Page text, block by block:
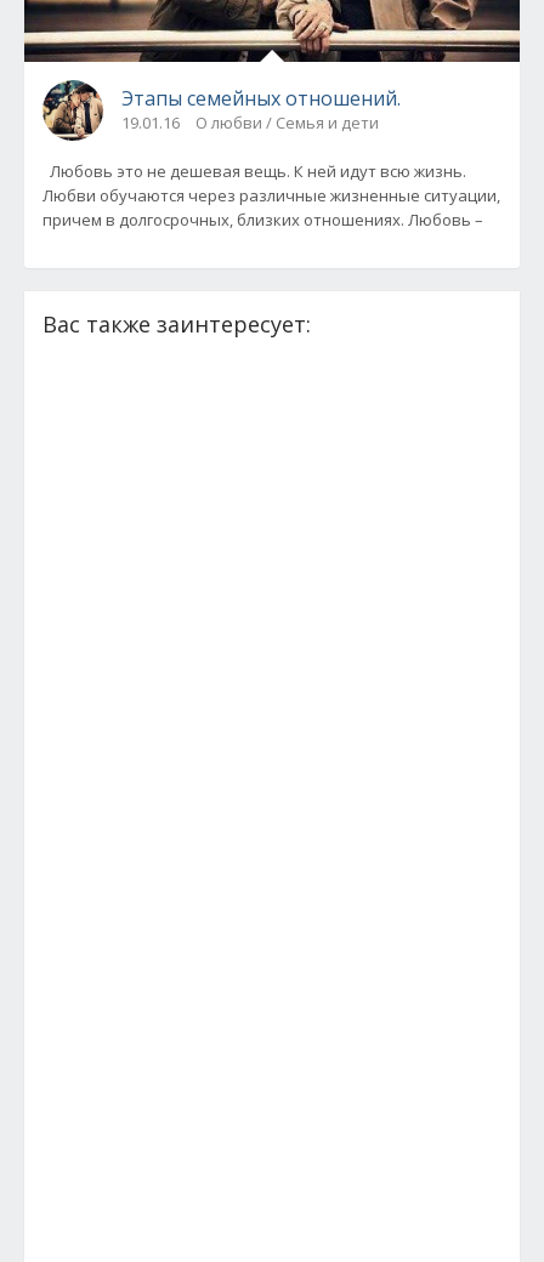
Этапы семейных отношений.
19.01.16 О любви / Семья и дети
Любовь это не дешевая вещь. К ней идут всю жизнь.
Любви обучаются через различные жизненные ситуации,
причем в долгосрочных, близких отношениях. Любовь –
Вас также заинтересует: